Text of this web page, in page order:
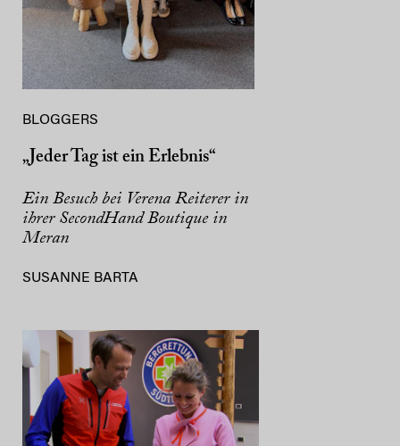
BLOGGERS
„Jeder Tag ist ein Erlebnis“
Ein Besuch bei Verena Reiterer in
ihrer SecondHand Boutique in
Meran
SUSANNE BARTA